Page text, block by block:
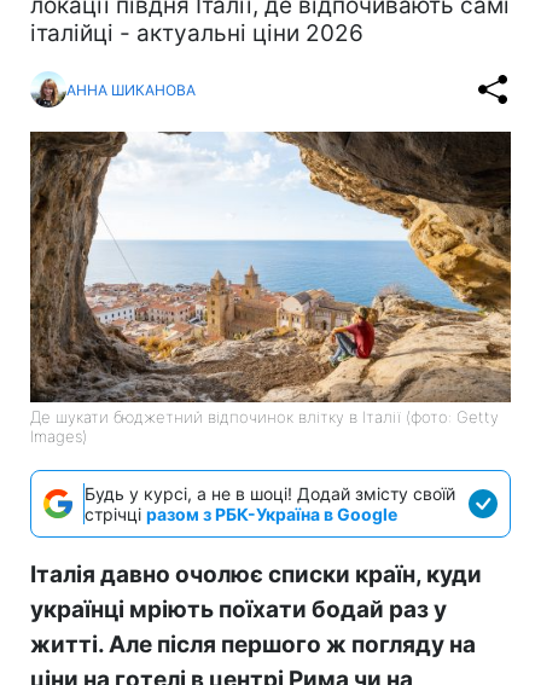
італійці - актуальні ціни 2026
АННА ШИКАНОВА
Де шукати бюджетний відпочинок влітку в Італії (фото: Getty
Images)
Будь у курсі, а не в шоці! Додай змісту своїй
стрічці разом з РБК-Україна в Google
Італія давно очолює списки країн, куди
українці мріють поїхати бодай раз у
житті. Але після першого ж погляду на
ціни на готелі в центрі Рима чи на